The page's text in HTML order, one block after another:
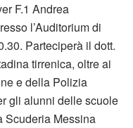
F.1 Andrea
l’Auditorium di
Parteciperà il dott.
tirrenica, oltre ai
e della Polizia
gli alunni delle scuole
Scuderia Messina